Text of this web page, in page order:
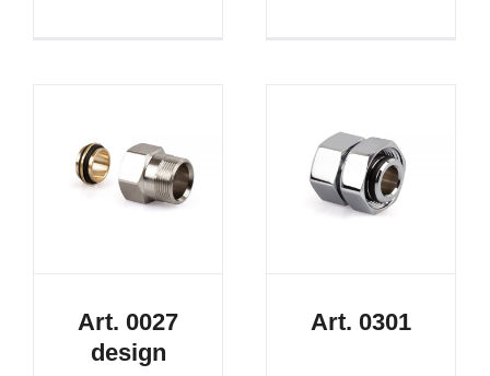
Art. 0027
design
Art. 0301